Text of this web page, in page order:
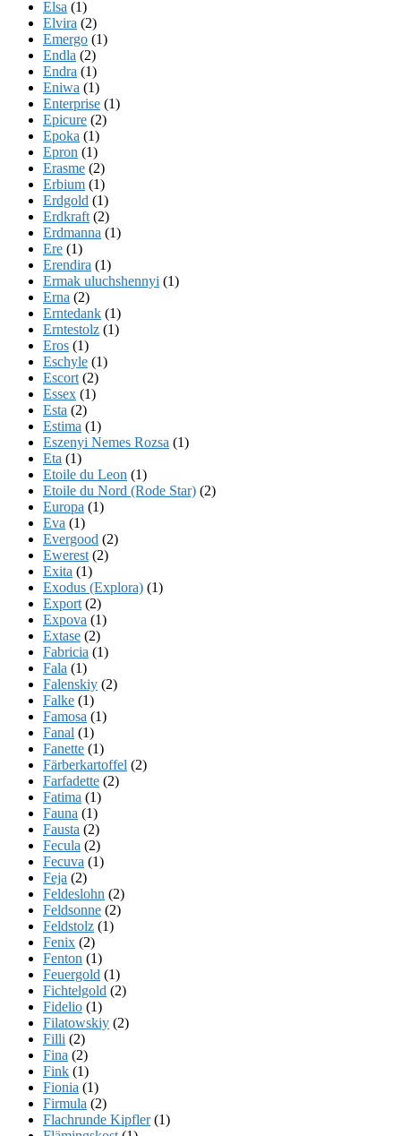
Elsa (1)
Elvira (2)
Emergo (1)
Endla (2)
Endra (1)
Eniwa (1)
Enterprise (1)
Epicure (2)
Epoka (1)
Epron (1)
Erasme (2)
Erbium (1)
Erdgold (1)
Erdkraft (2)
Erdmanna (1)
Ere (1)
Erendira (1)
Ermak uluchshennyi (1)
Erna (2)
Erntedank (1)
Erntestolz (1)
Eros (1)
Eschyle (1)
Escort (2)
Essex (1)
Esta (2)
Estima (1)
Eszenyi Nemes Rozsa (1)
Eta (1)
Etoile du Leon (1)
Etoile du Nord (Rode Star) (2)
Europa (1)
Eva (1)
Evergood (2)
Ewerest (2)
Exita (1)
Exodus (Explora) (1)
Export (2)
Expova (1)
Extase (2)
Fabricia (1)
Fala (1)
Falenskiy (2)
Falke (1)
Famosa (1)
Fanal (1)
Fanette (1)
Färberkartoffel (2)
Farfadette (2)
Fatima (1)
Fauna (1)
Fausta (2)
Fecula (2)
Fecuva (1)
Feja (2)
Feldeslohn (2)
Feldsonne (2)
Feldstolz (1)
Fenix (2)
Fenton (1)
Feuergold (1)
Fichtelgold (2)
Fidelio (1)
Filatowskiy (2)
Filli (2)
Fina (2)
Fink (1)
Fionia (1)
Firmula (2)
Flachrunde Kipfler(1)